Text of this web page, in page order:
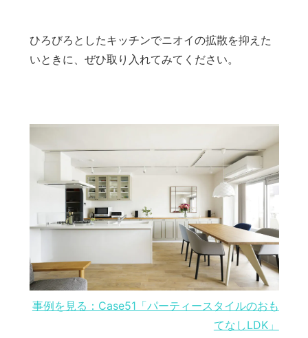
ひろびろとしたキッチンでニオイの拡散を抑えた
いときに、ぜひ取り入れてみてください。
事例を見る：Case51「パーティースタイルのおも
てなしLDK」